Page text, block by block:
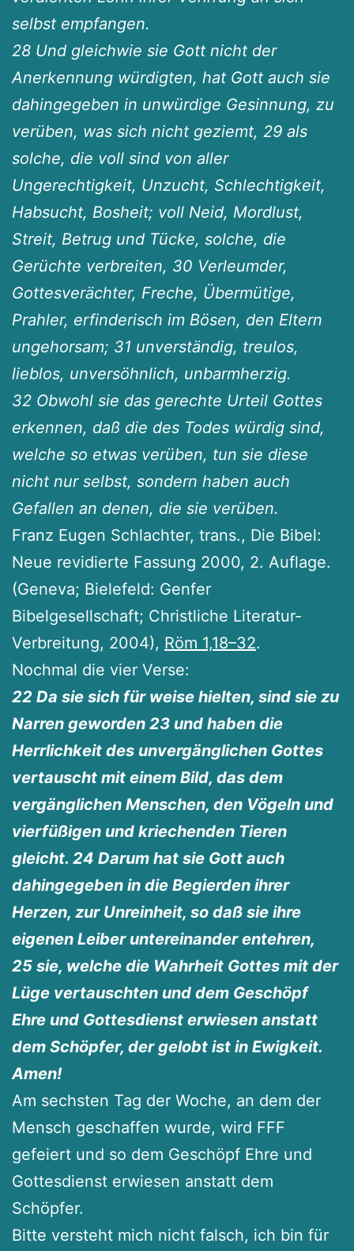
selbst empfangen.
28 Und gleichwie sie Gott nicht der
Anerkennung würdigten, hat Gott auch sie
dahingegeben in unwürdige Gesinnung, zu
verüben, was sich nicht geziemt, 29 als
solche, die voll sind von aller
Ungerechtigkeit, Unzucht, Schlechtigkeit,
Habsucht, Bosheit; voll Neid, Mordlust,
Streit, Betrug und Tücke, solche, die
Gerüchte verbreiten, 30 Verleumder,
Gottesverächter, Freche, Übermütige,
Prahler, erfinderisch im Bösen, den Eltern
ungehorsam; 31 unverständig, treulos,
lieblos, unversöhnlich, unbarmherzig.
32 Obwohl sie das gerechte Urteil Gottes
erkennen, daß die des Todes würdig sind,
welche so etwas verüben, tun sie diese
nicht nur selbst, sondern haben auch
Gefallen an denen, die sie verüben.
Franz Eugen Schlachter, trans., Die Bibel:
Neue revidierte Fassung 2000, 2. Auflage.
(Geneva; Bielefeld: Genfer
Bibelgesellschaft; Christliche Literatur-
Verbreitung, 2004), Röm 1,18–32.
Nochmal die vier Verse:
22 Da sie sich für weise hielten, sind sie zu
Narren geworden 23 und haben die
Herrlichkeit des unvergänglichen Gottes
vertauscht mit einem Bild, das dem
vergänglichen Menschen, den Vögeln und
vierfüßigen und kriechenden Tieren
gleicht. 24 Darum hat sie Gott auch
dahingegeben in die Begierden ihrer
Herzen, zur Unreinheit, so daß sie ihre
eigenen Leiber untereinander entehren,
25 sie, welche die Wahrheit Gottes mit der
Lüge vertauschten und dem Geschöpf
Ehre und Gottesdienst erwiesen anstatt
dem Schöpfer, der gelobt ist in Ewigkeit.
Amen!
Am sechsten Tag der Woche, an dem der
Mensch geschaffen wurde, wird FFF
gefeiert und so dem Geschöpf Ehre und
Gottesdienst erwiesen anstatt dem
Schöpfer.
Bitte versteht mich nicht falsch, ich bin für